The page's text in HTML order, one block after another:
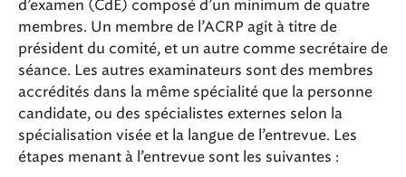
d’examen (CdE) composé d’un minimum de quatre
membres. Un membre de l’ACRP agit à titre de
président du comité, et un autre comme secrétaire de
séance. Les autres examinateurs sont des membres
accrédités dans la même spécialité que la personne
candidate, ou des spécialistes externes selon la
spécialisation visée et la langue de l’entrevue. Les
étapes menant à l’entrevue sont les suivantes :